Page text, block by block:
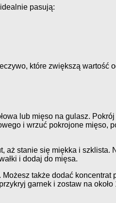
pasują:
które zwiększą wartość
lub mięso na gulasz.
i wrzuć pokrojone mięso,
aż stanie się miękka i szklista.
i dodaj do mięsa.
Możesz także dodać koncentrat
garnek i zostaw na